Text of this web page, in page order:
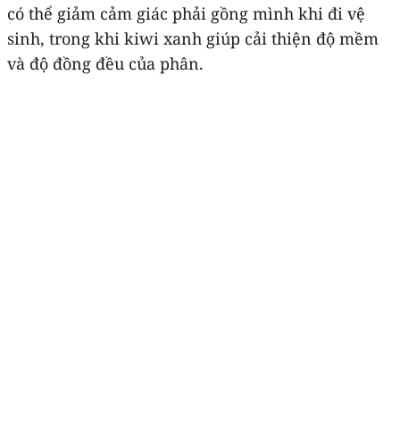
có thể giảm cảm giác phải gồng mình khi đi vệ
sinh, trong khi kiwi xanh giúp cải thiện độ mềm
và độ đồng đều của phân.